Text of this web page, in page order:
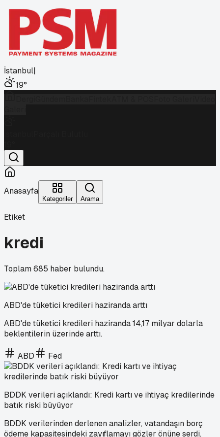
İstanbul|
19°
Anasayfa
Kategoriler Arama
Etiket
kredi
Toplam685 haber bulundu.
ABD'de tüketici kredileri haziranda arttı
ABD'de tüketici kredileri haziranda 14,17 milyar dolarla
beklentilerin üzerinde arttı.
ABD Fed
BDDK verileri açıklandı: Kredi kartı ve ihtiyaç kredilerinde
batık riski büyüyor
BDDK verilerinden derlenen analizler, vatandaşın borç
ödeme kapasitesindeki zayıflamayı gözler önüne serdi.